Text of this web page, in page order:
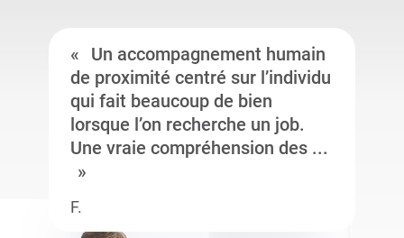
Un accompagnement humain
de proximité centré sur l’individu
qui fait beaucoup de bien
lorsque l’on recherche un job.
Une vraie compréhension des ...
F.